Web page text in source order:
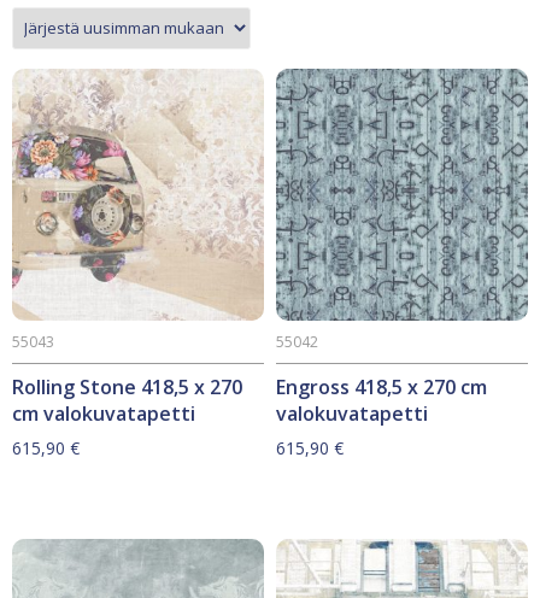
Rolling Stone 418,5 x 270
cm valokuvatapetti
55043
615,90 €
Engross 418,5 x 270 cm
valokuvatapetti
55042
615,90 €